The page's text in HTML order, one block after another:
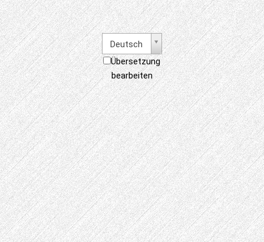
Deutsch
Übersetzung
bearbeiten